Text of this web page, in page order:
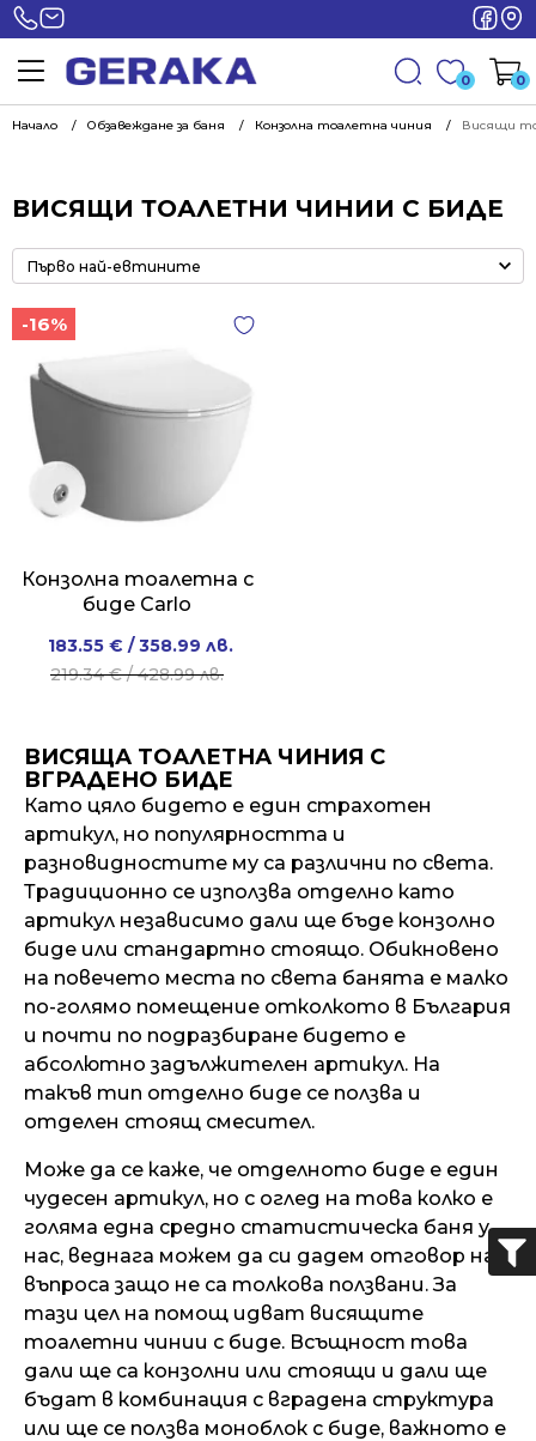
0 0
Начало Обзавеждане за баня Конзолна тоалетна чиния Висящи
ВИСЯЩИ ТОАЛЕТНИ ЧИНИИ С БИДЕ
-16%
Конзолна тоалетна с
биде Carlo
219.34€/ 428.99 лв.
Original
price
/
428.99 лв..
183.55 € / 358.99 лв.
Current
price
/
358.99 лв..
ВИСЯЩА ТОАЛЕТНА ЧИНИЯ С
ВГРАДЕНО БИДЕ
Като цяло бидето е един страхотен
артикул, но популярността и
разновидностите му са различни по света.
Традиционно се използва отделно като
артикул независимо дали ще бъде конзолно
биде или стандартно стоящо. Обикновено
на повечето места по света банята е малко
по-голямо помещение отколкото в България
и почти по подразбиране бидето е
абсолютно задължителен артикул. На
такъв тип отделно биде се ползва и
отделен стоящ смесител.
Може да се каже, че отделното биде е един
чудесен артикул, но с оглед на това колко е
голяма една средно статистическа баня у
нас, веднага можем да си дадем отговор на
въпроса защо не са толкова ползвани. За
тази цел на помощ идват висящите
тоалетни чинии с биде. Всъщност това
дали ще са конзолни или стоящи и дали ще
бъдат в комбинация с вградена структура
или ще се ползва моноблок с биде, важното е